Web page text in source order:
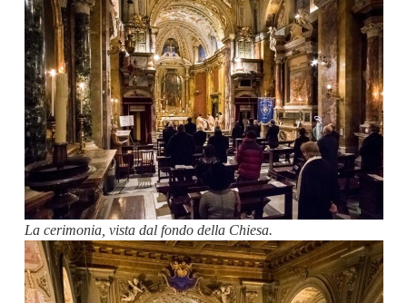
La cerimonia, vista dal fondo della Chiesa.